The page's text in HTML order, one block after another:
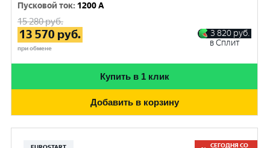
Пусковой ток: 1200 A
15 280руб.
13 570 руб.
при обмене
3 820 руб.
в Сплит
Купить в 1 клик
Добавить в корзину
СЕГОДНЯ СО